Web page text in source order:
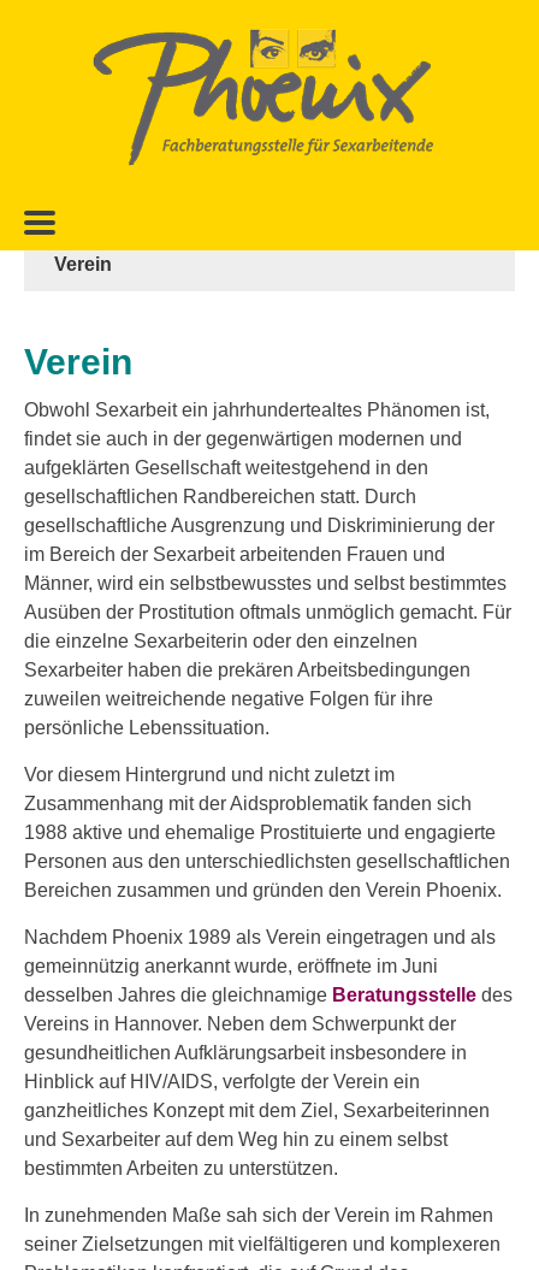
Hauptnavigation
Verein
Verein
Obwohl Sexarbeit ein jahrhundertealtes Phänomen ist,
findet sie auch in der gegenwärtigen modernen und
aufgeklärten Gesellschaft weitestgehend in den
gesellschaftlichen Randbereichen statt. Durch
gesellschaftliche Ausgrenzung und Diskriminierung der
im Bereich der Sexarbeit arbeitenden Frauen und
Männer, wird ein selbstbewusstes und selbst bestimmtes
Ausüben der Prostitution oftmals unmöglich gemacht. Für
die einzelne Sexarbeiterin oder den einzelnen
Sexarbeiter haben die prekären Arbeitsbedingungen
zuweilen weitreichende negative Folgen für ihre
persönliche Lebenssituation.
Vor diesem Hintergrund und nicht zuletzt im
Zusammenhang mit der Aidsproblematik fanden sich
1988 aktive und ehemalige Prostituierte und engagierte
Personen aus den unterschiedlichsten gesellschaftlichen
Bereichen zusammen und gründen den Verein Phoenix.
Nachdem Phoenix 1989 als Verein eingetragen und als
gemeinnützig anerkannt wurde, eröffnete im Juni
desselben Jahres die gleichnamige Beratungsstelle des
Vereins in Hannover. Neben dem Schwerpunkt der
gesundheitlichen Aufklärungsarbeit insbesondere in
Hinblick auf HIV/AIDS, verfolgte der Verein ein
ganzheitliches Konzept mit dem Ziel, Sexarbeiterinnen
und Sexarbeiter auf dem Weg hin zu einem selbst
bestimmten Arbeiten zu unterstützen.
In zunehmenden Maße sah sich der Verein im Rahmen
seiner Zielsetzungen mit vielfältigeren und komplexeren